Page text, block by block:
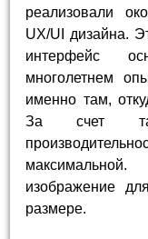
реализовали
UX/UI дизайна.
интерфейс
многолетнем
именно там,
За счет
изображение
размере.